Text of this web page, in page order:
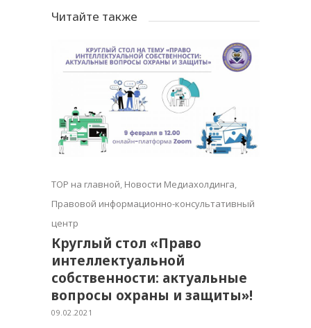
Читайте также
TOP на главной, Новости Медиахолдинга,
Правовой информационно-консультативный
центр
Круглый стол «Право
интеллектуальной
собственности: актуальные
вопросы охраны и защиты»!
09.02.2021